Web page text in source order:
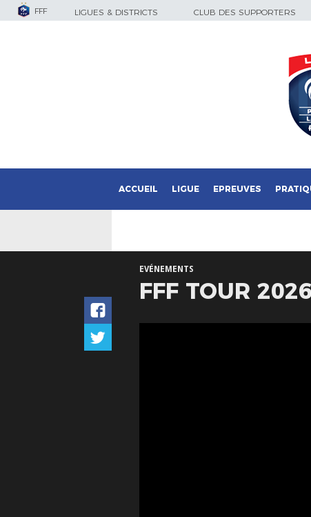
FFF LIGUES & DISTRICTS CLUB DES SUPPORTERS
ACCUEIL LIGUE EPREUVES
EVÉNEMENTS
FFF TOUR